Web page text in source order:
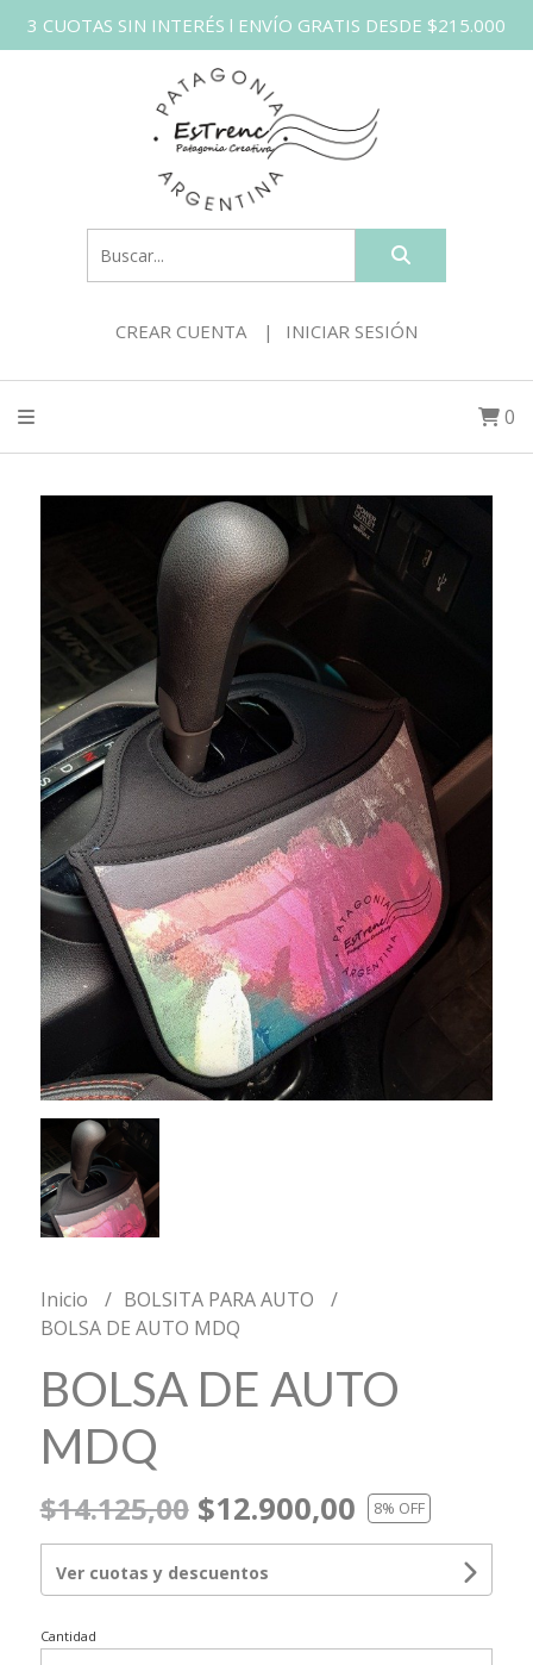
3 CUOTAS SIN INTERÉS l ENVÍO GRATIS DESDE $215.000
CREAR CUENTA INICIAR SESIÓN
0
Inicio
BOLSITA PARA AUTO
BOLSA DE AUTO MDQ
BOLSA DE AUTO
MDQ
$14.125,00$12.900,00 8% OFF
Ver cuotas y descuentos
Cantidad